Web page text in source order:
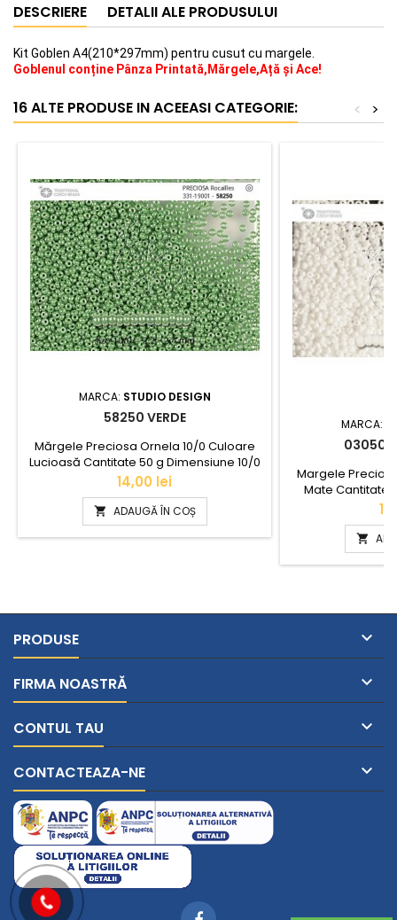
DESCRIERE DETALII ALE PRODUSULUI
Kit Goblen A4(210*297mm) pentru cusut cu margele.
Goblenul conține Pânza Printată,Mărgele,Ață și Ace!
16 ALTE PRODUSE IN ACEEASI CATEGORIE: >
<
MARCA: STUDIO DESIGN
58250 VERDE
Mărgele Preciosa Ornela 10/0 Culoare
Lucioasă Cantitate 50 g Dimensiune 10/0
(2,3mm)
Pret
14,00 lei
 ADAUGĂ ÎN COȘ
MARCA:
03050
Margele
Mate Cantitate

PRODUSE 
FIRMA NOASTRĂ 
CONTUL TAU 
CONTACTEAZA-NE 